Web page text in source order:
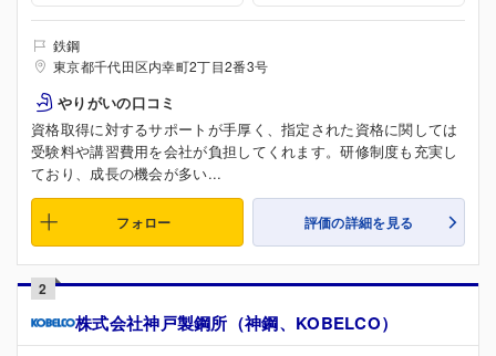
鉄鋼
東京都千代田区内幸町2丁目2番3号
やりがいの口コミ
資格取得に対するサポートが手厚く、指定された資格に関しては
受験料や講習費用を会社が負担してくれます。研修制度も充実し
ており、成長の機会が多い...
フォロー 評価の詳細を見る
2
株式会社神戸製鋼所（神鋼、KOBELCO）